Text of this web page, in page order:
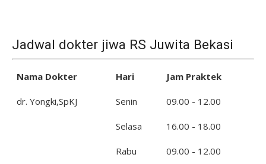
Jadwal dokter jiwa RS Juwita Bekasi
Nama Dokter Hari Jam Praktek
dr. Yongki,SpKJ Senin 09.00 - 12.00
Selasa 16.00 - 18.00
Rabu 09.00 - 12.00